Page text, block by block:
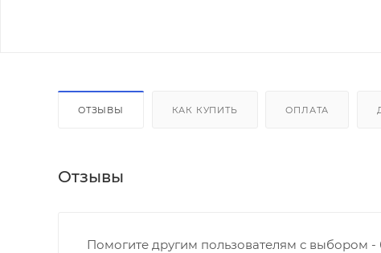
ОТЗЫВЫ КАК КУПИТЬ ОПЛАТА
Отзывы
Помогите другим пользователям с выбором